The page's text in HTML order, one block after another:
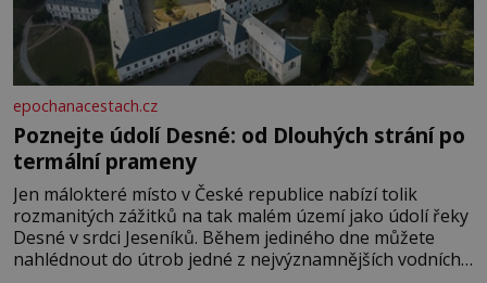
epochanacestach.cz
Poznejte údolí Desné: od Dlouhých strání po
termální prameny
Jen málokteré místo v České republice nabízí tolik
rozmanitých zážitků na tak malém území jako údolí řeky
Desné v srdci Jeseníků. Během jediného dne můžete
nahlédnout do útrob jedné z nejvýznamnějších vodních